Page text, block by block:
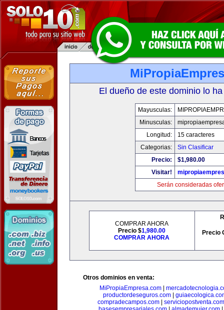
El dueño de este dominio lo
Mayusculas:
Minusculas:
Longitud:
15 caracteres
Categorias:
Sin Clasificar
Precio:
$1,980.00
Visitar!
Serán consideradas
COMPRAR AHORA
Precio $1,980.00
COMPRAR AHORA
Precio
Otros dominios en venta:
MiPropiaEmpresa.com
productordeseguros.com|
compradecampos.com| serviciopostventa.com